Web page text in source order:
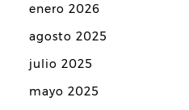
enero 2026
agosto 2025
julio 2025
mayo 2025